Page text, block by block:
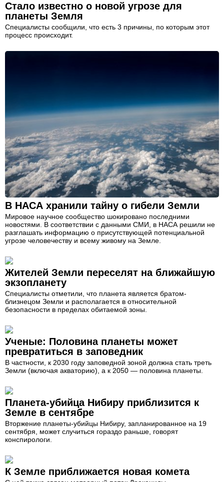
Стало известно о новой угрозе для
планеты Земля
Специалисты сообщили, что есть 3 причины, по которым этот
процесс происходит.
В НАСА хранили тайну о гибели Земли
Мировое научное сообщество шокировано последними
новостями. В соответствии с данными СМИ, в НАСА решили не
разглашать информацию о присутствующей потенциальной
угрозе человечеству и всему живому на Земле.
Жителей Земли переселят на ближайшую
экзопланету
Специалисты отметили, что планета является братом-
близнецом Земли и располагается в относительной
безопасности в пределах обитаемой зоны.
Ученые: Половина планеты может
превратиться в заповедник
В частности, к 2030 году заповедной зоной должна стать треть
Земли (включая акваторию), а к 2050 — половина планеты.
Планета-убийца Нибиру приблизится к
Земле в сентябре
Вторжение планеты-убийцы Нибиру, запланированное на 19
сентября, может случиться гораздо раньше, говорят
конспирологи.
К Земле приближается новая комета